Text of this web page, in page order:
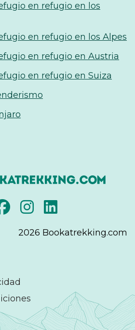
en refugio en los
en refugio en los Alpes
en refugio en Austria
en refugio en Suiza
2026 Bookatrekking.com